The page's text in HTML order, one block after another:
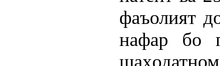
фаъолият
нафар бо